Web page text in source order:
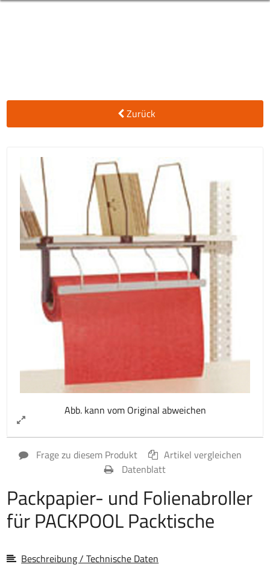
Zurück
Abb. kann vom Original abweichen
Frage zu diesem Produkt
Artikel vergleichen
Datenblatt
Packpapier- und Folienabroller
für PACKPOOL Packtische
Beschreibung / Technische Daten